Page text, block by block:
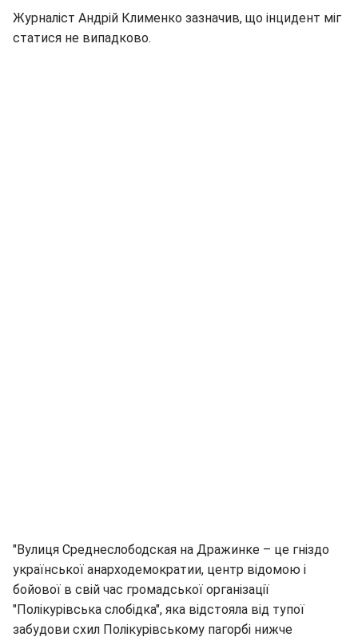
Журналіст Андрій Клименко зазначив, що інцидент міг
статися не випадково.
"Вулиця Среднеслободская на Дражинке – це гніздо
української анарходемократии, центр відомою і
бойової в свій час громадської організації
"Полікурівська слобідка", яка відстояла від тупої
забудови схил Полікурівському пагорбі нижче